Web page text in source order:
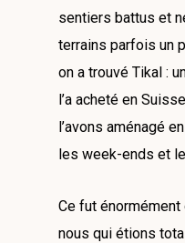
sentiers battus et
terrains parfois un
on a trouvé Tikal :
l’a acheté en
l’avons aménagé
les week-ends et
Ce fut
nous qui étions